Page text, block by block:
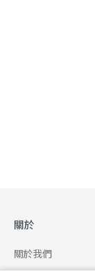
關於
關於我們